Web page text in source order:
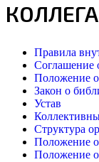
Правила
Соглашение
Положение
Закон о
Устав
Структура
Положение
Положение